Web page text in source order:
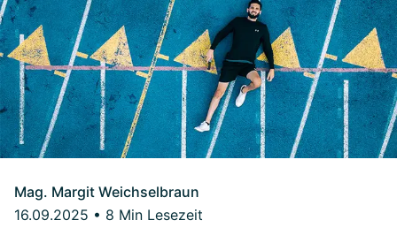
Mag. Margit Weichselbraun
16.09.2025 • 8 Min Lesezeit